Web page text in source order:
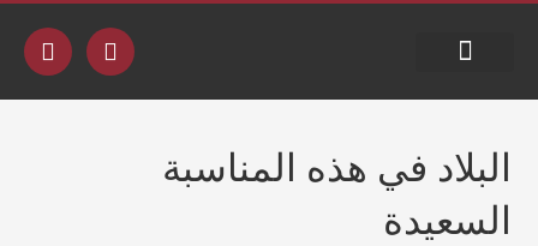
البلاد في هذه المناسبة
السعيدة